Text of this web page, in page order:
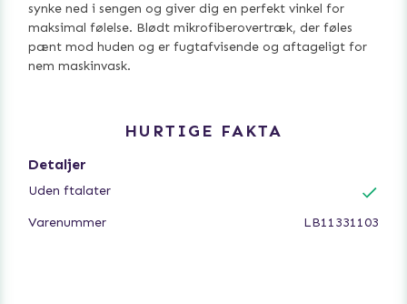
synke ned i sengen og giver dig en perfekt vinkel for
maksimal følelse. Blødt mikrofiberovertræk, der føles
pænt mod huden og er fugtafvisende og aftageligt for
nem maskinvask.
HURTIGE FAKTA
Detaljer
Uden ftalater
Varenummer LB11331103